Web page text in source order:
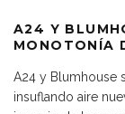
A24 Y
MONOTONÍA
A24 y Blumhouse
insuflando aire